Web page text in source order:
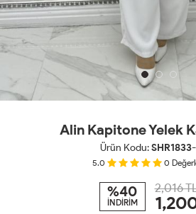
Alin Kapitone Yelek
Ürün Kodu:
5.0 0
%40
İNDİRİM
2,016